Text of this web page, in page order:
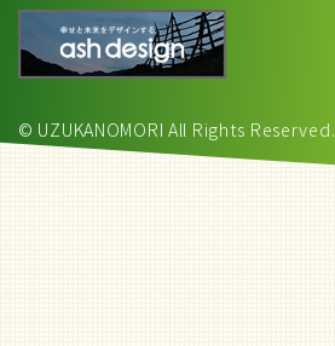
© UZUKANOMORI All Rights Reserved.